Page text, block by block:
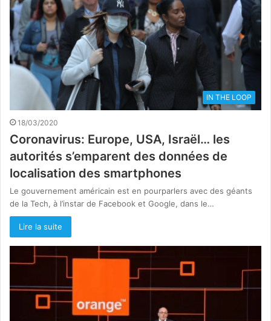
IN THE LOOP
18/03/2020
Coronavirus: Europe, USA, Israël… les
autorités s’emparent des données de
localisation des smartphones
Le gouvernement américain est en pourparlers avec des géants
de la Tech, à l’instar de Facebook et Google, dans le…
Lire la suite